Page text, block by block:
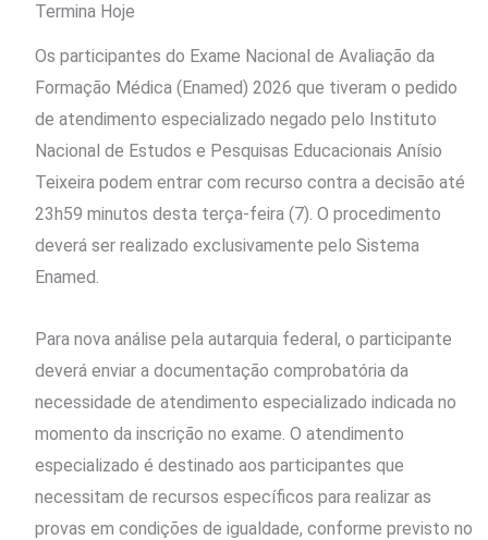
Termina Hoje
Os participantes do Exame Nacional de Avaliação da
Formação Médica (Enamed) 2026 que tiveram o pedido
de atendimento especializado negado pelo Instituto
Nacional de Estudos e Pesquisas Educacionais Anísio
Teixeira podem entrar com recurso contra a decisão até
23h59 minutos desta terça-feira (7). O procedimento
deverá ser realizado exclusivamente pelo Sistema
Enamed.
Para nova análise pela autarquia federal, o participante
deverá enviar a documentação comprobatória da
necessidade de atendimento especializado indicada no
momento da inscrição no exame. O atendimento
especializado é destinado aos participantes que
necessitam de recursos específicos para realizar as
provas em condições de igualdade, conforme previsto no